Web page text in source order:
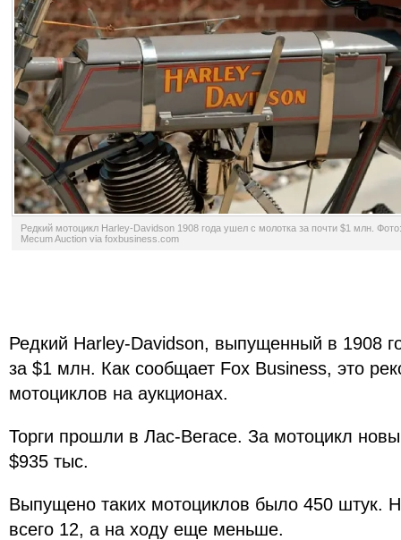
Редкий мотоцикл Harley-Davidson 1908 года ушел с молотка за почти $1 млн. Фото:
Mecum Auction via foxbusiness.com
Редкий Harley-Davidson, выпущенный в 1908
за $1 млн. Как сообщает Fox Business, это
мотоциклов на аукционах.
Торги прошли в Лас-Вегасе. За мотоцикл
$935 тыс.
Выпущено таких мотоциклов было 450 штук.
всего 12, а на ходу еще меньше.